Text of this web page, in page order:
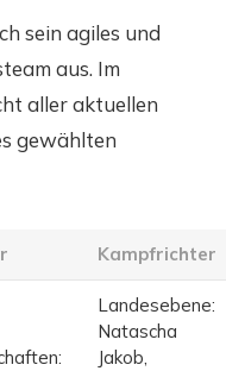
sein agiles und
aus. Im
aller aktuellen
gewählten
Kampfrichter
Landesebene:
Natascha
Jakob,